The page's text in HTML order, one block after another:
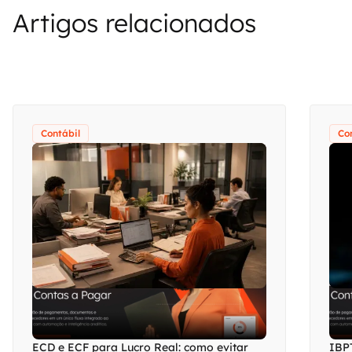
Artigos relacionados
Contábil
ECD e ECF para Lucro Real: como evitar